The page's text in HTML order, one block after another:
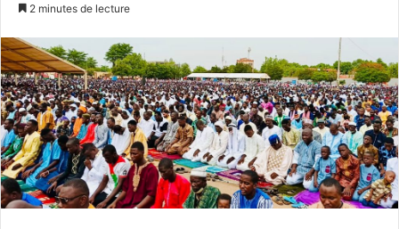
y
e
r
u
n
c
o
2 minutes de lecture